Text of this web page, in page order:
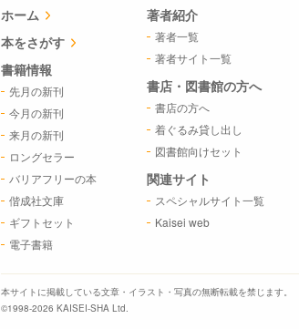
ホーム
本をさがす
書籍情報
先月の新刊
今月の新刊
来月の新刊
ロングセラー
バリアフリーの本
偕成社文庫
ギフトセット
電子書籍
著者紹介
著者一覧
著者サイト一覧
書店・図書館の方へ
書店の方へ
着ぐるみ貸し出し
図書館向けセット
関連サイト
スペシャルサイト一覧
Kaisei web
本サイトに掲載している文章・イラスト・写真の無断転載を禁じます。
©1998-2026 KAISEI-SHA Ltd.